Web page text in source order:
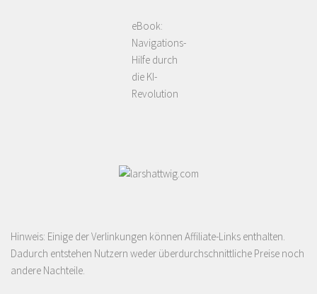
eBook:
Navigations-
Hilfe durch
die KI-
Revolution
Hinweis: Einige der Verlinkungen können Affiliate-Links enthalten.
Dadurch entstehen Nutzern weder überdurchschnittliche Preise noch
andere Nachteile.